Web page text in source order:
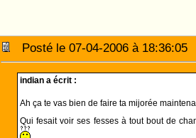
Posté le 07-04-2006 à
indian a écrit :
Ah ça te vas bien de faire ta mijorée
Qui fesait voir ses fesses à tout bout de